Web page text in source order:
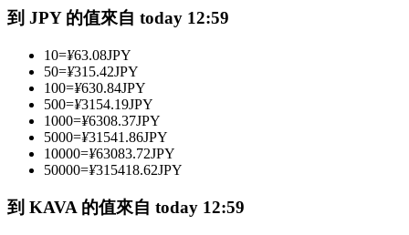
與頂尖交易專家同行
成為跟單交易員
到 JPY 的值來自 today 12:59
10=¥63.08JPY
50=¥315.42JPY
100=¥630.84JPY
500=¥3154.19JPY
1000=¥6308.37JPY
5000=¥31541.86JPY
10000=¥63083.72JPY
50000=¥315418.62JPY
到 KAVA 的值來自 today 12:59